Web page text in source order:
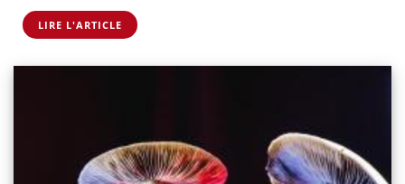
LIRE L'ARTICLE